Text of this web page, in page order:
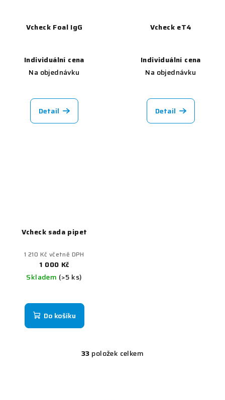
Vcheck Foal IgG
Individuální cena
Na objednávku
Detail
Vcheck eT4
Individuální cena
Na objednávku
Detail
Vcheck sada pipet
1 210 Kč včetně DPH
1 000 Kč
Skladem (>5 ks)
Do košíku
O
33 položek celkem